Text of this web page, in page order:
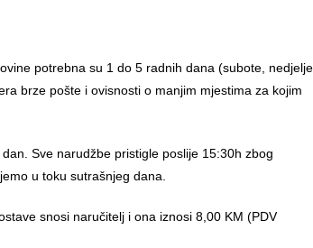
potrebna su 1 do 5 radnih dana (subote, nedjelje
brze pošte i ovisnosti o manjim mjestima za kojim
Sve narudžbe pristigle poslije 15:30h zbog
u toku sutrašnjeg dana.
snosi naručitelj i ona iznosi 8,00 KM (PDV